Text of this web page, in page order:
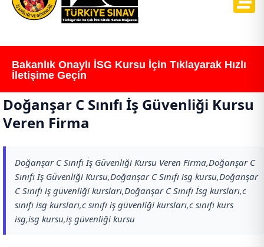
Bakanlık Onaylı İSG Kursu İçin Tıklayarak Hızlı
İletişime Geçin
Doğanşar C Sınıfı İş Güvenliği Kursu
Veren Firma
Doğanşar C Sınıfı İş Güvenliği Kursu Veren Firma,Doğanşar C
Sınıfı İş Güvenliği Kursu,Doğanşar C Sınıfı isg kursu,Doğanşar
C Sınıfı iş güvenliği kursları,Doğanşar C Sınıfı İsg kursları,c
sınıfı isg kursları,c sınıfı iş güvenliği kursları,c sınıfı kurs
isg,isg kursu,iş güvenliği kursu